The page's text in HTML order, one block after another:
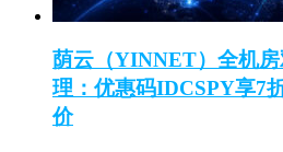
荫云（YINNET）全机
理：优惠码IDCSPY享7
价